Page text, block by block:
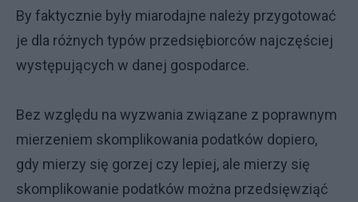
By faktycznie były miarodajne należy przygotować
je dla różnych typów przedsiębiorców najczęściej
występujących w danej gospodarce.
Bez względu na wyzwania związane z poprawnym
mierzeniem skomplikowania podatków dopiero,
gdy mierzy się gorzej czy lepiej, ale mierzy się
skomplikowanie podatków można przedsięwziąć